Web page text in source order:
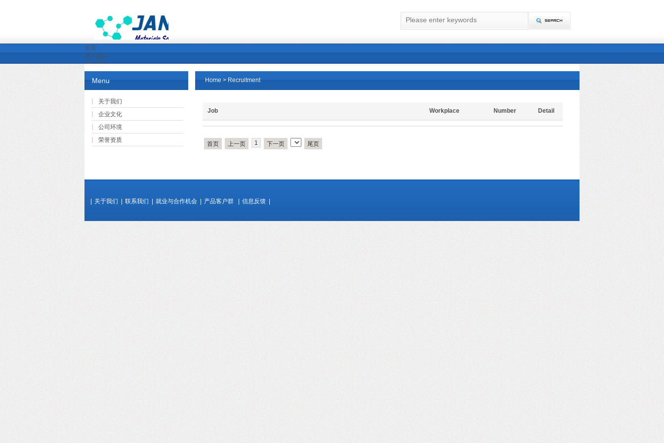
首页
关于我们
关于我们
企业文化
公司环境
荣誉资质
产品展示
新闻中心
行业新闻
公司新闻
下载中心
产品中心
Home > Recruitment
Job Detail
Number
Workplace
首页 上一页 1 下一页 尾页
Menu
关于我们
企业文化
公司环境
荣誉资质
关于我们 联系我们 就业与合作机会 产品客户群 信息反馈